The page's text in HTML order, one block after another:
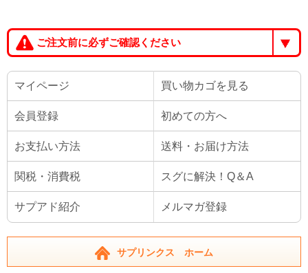
ご注文前に必ずご確認ください
マイページ 買い物カゴを見る
会員登録 初めての方へ
お支払い方法 送料・お届け方法
関税・消費税 スグに解決！Q＆A
サプアド紹介 メルマガ登録
サプリンクス ホーム